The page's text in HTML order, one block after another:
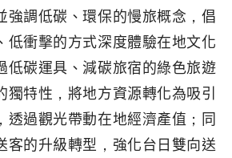
強調低碳、環保的慢旅概念，倡
低衝擊的方式深度體驗在地文化
低碳運具、減碳旅宿的綠色旅遊
獨特性，將地方資源轉化為吸引
透過觀光帶動在地經濟產值；同
客的升級轉型，強化台日雙向送